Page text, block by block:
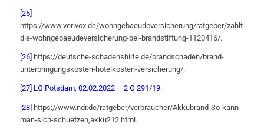
[25]
https://www.verivox.de/wohngebaeudeversicherung/ratgeber/zahlt-
die-wohngebaeudeversicherung-bei-brandstiftung-1120416/.
[26] https://deutsche-schadenshilfe.de/brandschaden/brand-
unterbringungskosten-hotelkosten-versicherung/.
[27] LG Potsdam, 02.02.2022 – 2 O 291/19.
[28] https://www.ndr.de/ratgeber/verbraucher/Akkubrand-So-kann-
man-sich-schuetzen,akku212.html.